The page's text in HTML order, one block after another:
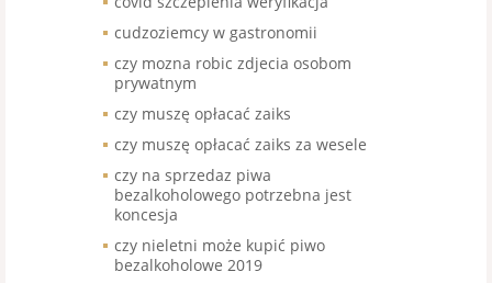
cudzoziemcy w gastronomii
czy mozna robic zdjecia osobom
prywatnym
czy muszę opłacać zaiks
czy muszę opłacać zaiks za wesele
czy na sprzedaz piwa
bezalkoholowego potrzebna jest
koncesja
czy nieletni może kupić piwo
bezalkoholowe 2019